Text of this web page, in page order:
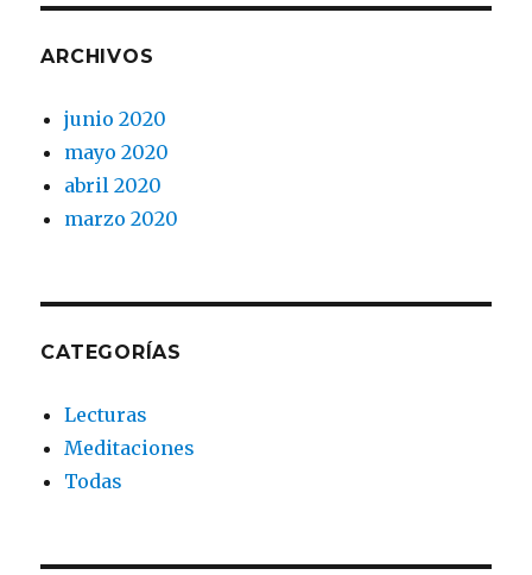
ARCHIVOS
junio 2020
mayo 2020
abril 2020
marzo 2020
CATEGORÍAS
Lecturas
Meditaciones
Todas